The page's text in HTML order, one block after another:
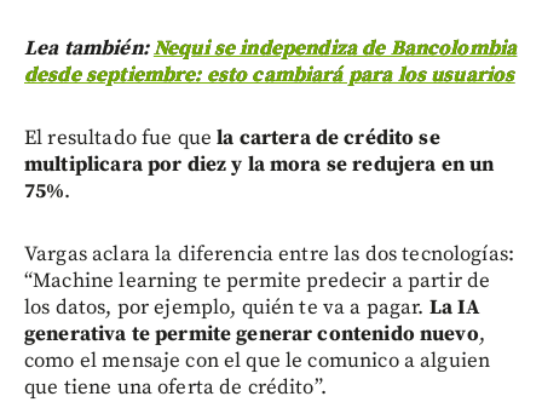
Lea también:Nequi se independiza de Bancolombia
desde septiembre: esto cambiará para los usuarios
El resultado fue quela cartera de crédito se
multiplicara por diez y la mora se redujera en un
75%.
Vargas aclara la diferencia entre las dos tecnologías:
“Machine learning te permite predecir a partir de
los datos, por ejemplo, quién te va a pagar. La IA
generativa te permite generar contenido nuevo,
como el mensaje con el que le comunico a alguien
que tiene una oferta de crédito”.